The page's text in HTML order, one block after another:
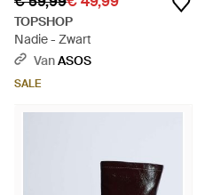
TOPSHOP
Nadie - Zwart
VanASOS
SALE